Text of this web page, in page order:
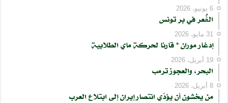
6 يونيو، 2026
الڨُعر في بر تونس
31 مايو، 2026
إدغار موران * قارئا لحركة ماي الطلابية
19 أبريل، 2026
البحر، والعجوز ترمب
8 أبريل، 2026
من يخشون أن يؤدّي انتصار إيران إلى ابتلاع العرب